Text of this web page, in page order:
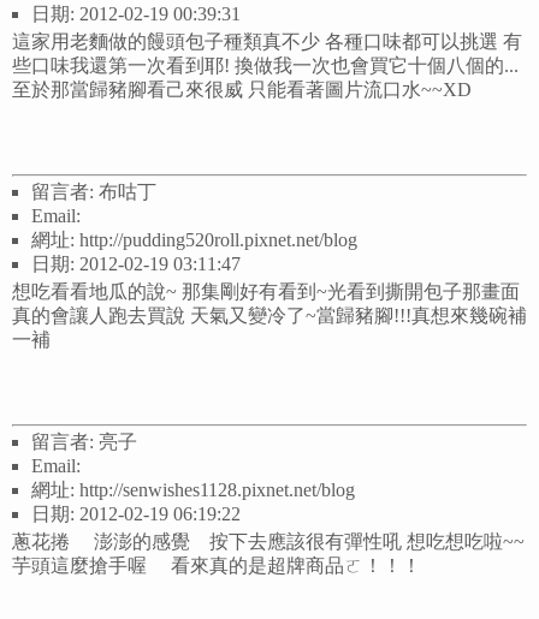
日期: 2012-02-19 00:39:31
這家用老麵做的饅頭包子種類真不少 各種口味都可以挑選 有
些口味我還第一次看到耶! 換做我一次也會買它十個八個的...
至於那當歸豬腳看己來很威 只能看著圖片流口水~~XD
留言者: 布咕丁
Email:
網址: http://pudding520roll.pixnet.net/blog
日期: 2012-02-19 03:11:47
想吃看看地瓜的說~ 那集剛好有看到~光看到撕開包子那畫面
真的會讓人跑去買說 天氣又變冷了~當歸豬腳!!!真想來幾碗補
一補
留言者: 亮子
Email:
網址: http://senwishes1128.pixnet.net/blog
日期: 2012-02-19 06:19:22
蔥花捲 澎澎的感覺 按下去應該很有彈性吼 想吃想吃啦~~
芋頭這麼搶手喔 看來真的是超牌商品ㄛ！！！